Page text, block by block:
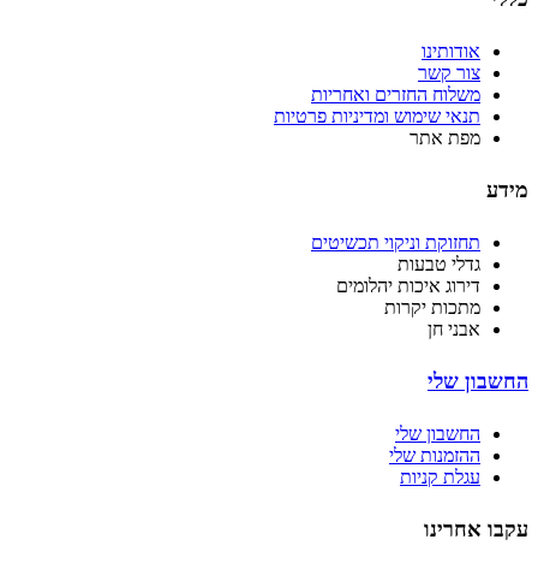
אודותינו
צור קשר
משלוח החזרים ואחריות
תנאי שימוש ומדיניות פרטיות
מפת אתר
מידע
תחזוקת וניקוי תכשיטים
גדלי טבעות
דירוג איכות יהלומים
מתכות יקרות
אבני חן
החשבון שלי
החשבון שלי
ההזמנות שלי
עגלת קניות
עקבו אחרינו